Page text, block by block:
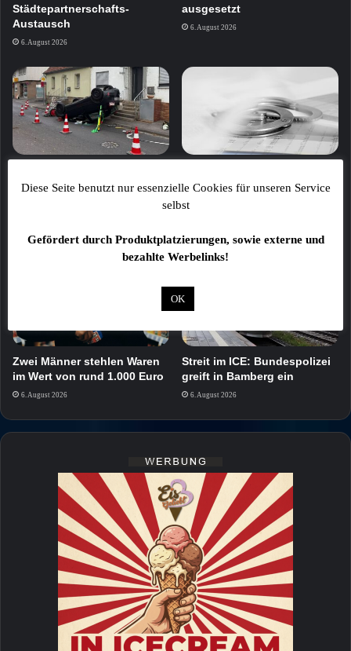
Städtepartnerschafts-
Austausch
6. August 2026
ausgesetzt
6. August 2026
Schonungen: Pkw
nach Ruhestörung an
Zwei Männer stehlen Waren
im Wert von rund 1.000 Euro
6. August 2026
Streit im ICE: Bundespolizei
greift in Bamberg ein
6. August 2026
Diese Seite benutzt nur essenzielle Cookies für unseren Service
selbst
Gefördert durch Produktplatzierungen, sowie externe und
bezahlte Werbelinks!
OK